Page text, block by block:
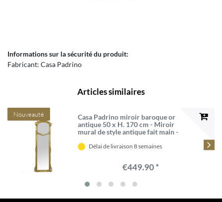
Informations sur la sécurité du produit:
Fabricant: Casa Padrino
Articles similaires
Nouveauté
Casa Padrino miroir baroque or
antique 50 x H. 170 cm - Miroir
mural de style antique fait main -
Délai de livraison 8 semaines
€449.90 *